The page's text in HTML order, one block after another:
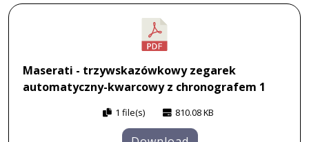
Maserati - trzywskazówkowy zegarek
automatyczny-kwarcowy z chronografem 1
1 file(s) 810.08 KB